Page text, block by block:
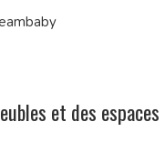
et des